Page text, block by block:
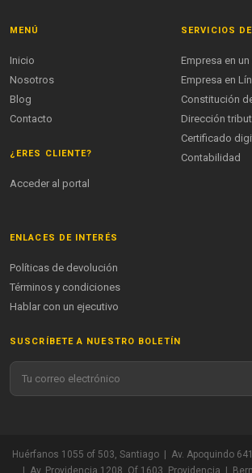
MENÚ
Inicio
Nosotros
Blog
Contacto
¿ERES CLIENTE?
Acceder al portal
SERVICIOS
Empresa en un
Empresa en
Constitución
Dirección
Certificado
Contabilidad
ENLACES DE INTERÉS
Políticas de devolución
Términos y condiciones
Hablar con un ejecutivo
SUSCRÍBETE A NUESTRO BOLETÍN
Huérfanos 1055 of 503, Santiago | Av. Apoquindo